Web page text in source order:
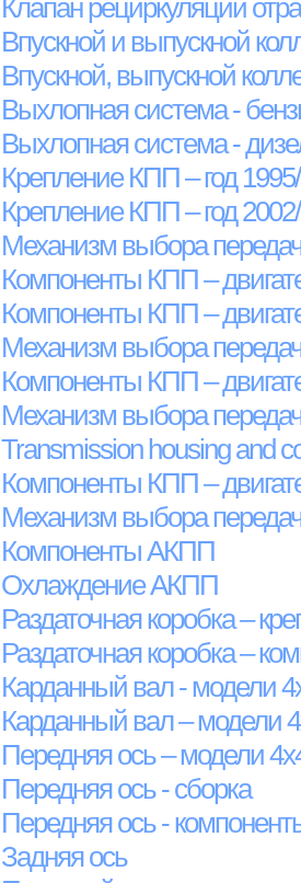
Клапан рециркуляции
Впускной и выпускной
Впускной, выпускной
Выхлопная система -
Выхлопная система -
Крепление КПП – год
Крепление КПП – год 2002/
Механизм выбора
Компоненты КПП –
Компоненты КПП –
Механизм выбора
Компоненты КПП –
Механизм выбора
Transmission housing and
Компоненты КПП –
Механизм выбора
Компоненты АКПП
Охлаждение АКПП
Раздаточная коробка –
Раздаточная коробка –
Карданный вал - модели
Карданный вал – модели
Передняя ось – модели
Передняя ось - сборка
Передняя ось -
Задняя ось